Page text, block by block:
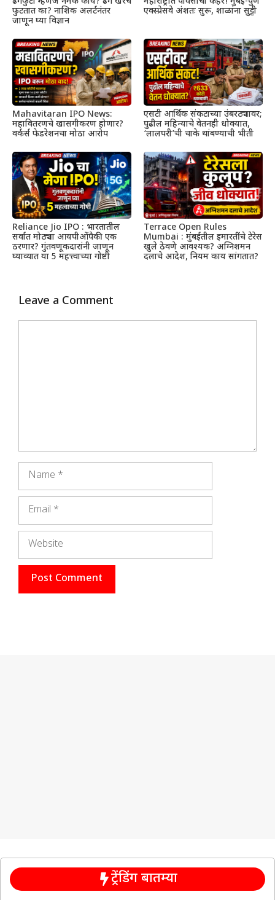
फुटतात का? नाशिक अलर्टनंतर
जाणून घ्या विज्ञान
एक्स्प्रेसवे अंशतः सुरू, शाळांना सुट्टी
Mahavitaran IPO News:
महावितरणचे खासगीकरण होणार?
वर्कर्स फेडरेशनचा मोठा आरोप
एसटी आर्थिक संकटाच्या उंबरठ्यावर;
पुढील महिन्याचे वेतनही धोक्यात,
‘लालपरी’ची चाके थांबण्याची भीती
Reliance Jio IPO : भारतातील
सर्वात मोठ्या आयपीओंपैकी एक
ठरणार? गुंतवणूकदारांनी जाणून
घ्याव्यात या 5 महत्त्वाच्या गोष्टी
Terrace Open Rules
Mumbai : मुंबईतील इमारतींचे टेरेस
खुले ठेवणे आवश्यक? अग्निशमन
दलाचे आदेश, नियम काय सांगतात?
Leave a Comment
ट्रेंडिंग बातम्या